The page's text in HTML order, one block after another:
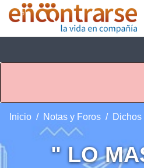
Inicio Notas y Foros Dichos
" LO